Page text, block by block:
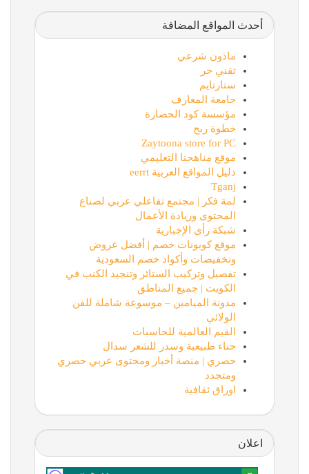
أحدث المواقع المضافة
ماذون شرعي
تقني حر
ستارتايم
جامعة المعارف
مؤسسة كود الحضارة
خطوة ربح
Zaytoona store for PC
موقع مناهجنا التعليمي
دليل المواقع العربية eerrt
Tganj
لمة فكر | مجتمع تفاعلي عربي لصناع
المحتوى وريادة الأعمال
شبكة رأي الإخبارية
موقع كوبونات خصم | أفضل عروض
وتخفيضات وأكواد خصم السعودية
تفصيل وتركيب الستائر وتنجيد الكنب في
الكويت | جميع المناطق
مدونة الميامين – موسوعة شاملة للفن
الولائي
القيم العالمية للحاسبات
حناء طبيعية وسدر للشعر سدال
حصري | منصة أخبار ومحتوى عربي حصري
ومتجدد
اوراق ثقافية
اعلان